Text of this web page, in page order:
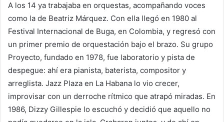
A los 14 ya trabajaba en orquestas, acompañando voces
como la de Beatriz Márquez. Con ella llegó en 1980 al
Festival Internacional de Buga, en Colombia, y regresó con
un primer premio de orquestación bajo el brazo. Su grupo
Proyecto, fundado en 1978, fue laboratorio y pista de
despegue: ahí era pianista, baterista, compositor y
arreglista. Jazz Plaza en La Habana lo vio crecer,
improvisar con un derroche rítmico que atrapó miradas. En
1986, Dizzy Gillespie lo escuchó y decidió que aquello no